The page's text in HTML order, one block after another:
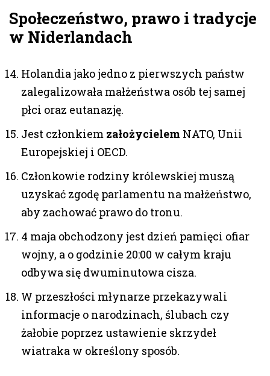
Społeczeństwo, prawo i tradycje
w Niderlandach
Holandia jako jedno z pierwszych państw
zalegalizowała małżeństwa osób tej samej
płci oraz eutanazję.
Jest członkiem założycielem NATO, Unii
Europejskiej i OECD.
Członkowie rodziny królewskiej muszą
uzyskać zgodę parlamentu na małżeństwo,
aby zachować prawo do tronu.
4 maja obchodzony jest dzień pamięci ofiar
wojny, a o godzinie 20:00 w całym kraju
odbywa się dwuminutowa cisza.
W przeszłości młynarze przekazywali
informacje o narodzinach, ślubach czy
żałobie poprzez ustawienie skrzydeł
wiatraka w określony sposób.